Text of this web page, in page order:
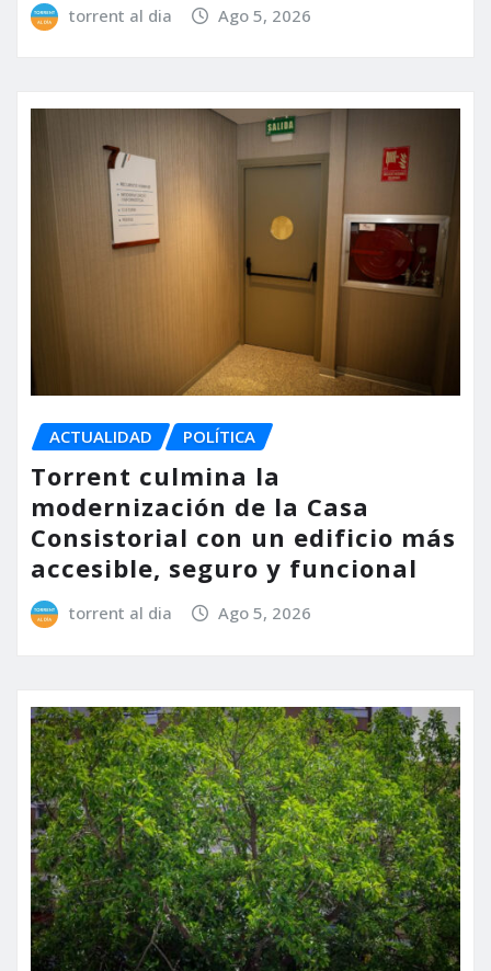
torrent al dia Ago 5, 2026
ACTUALIDAD POLÍTICA
Torrent culmina la
modernización de la Casa
Consistorial con un edificio más
accesible, seguro y funcional
torrent al dia Ago 5, 2026